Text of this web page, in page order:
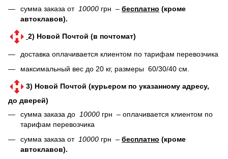
сумма заказа от 10000 грн – бесплатно (кроме
автоклавов).
2) Новой Почтой (в почтомат)
доставка оплачивается клиентом по тарифам перевозчика
максимальный вес до 20 кг, размеры 60/30/40 см.
3) Новой Почтой (курьером по указанному адресу,
до дверей)
сумма заказа до 10000 грн – оплачивается клиентом по
тарифам перевозчика
сумма заказа от 10000 грн – бесплатно (кроме
автоклавов).